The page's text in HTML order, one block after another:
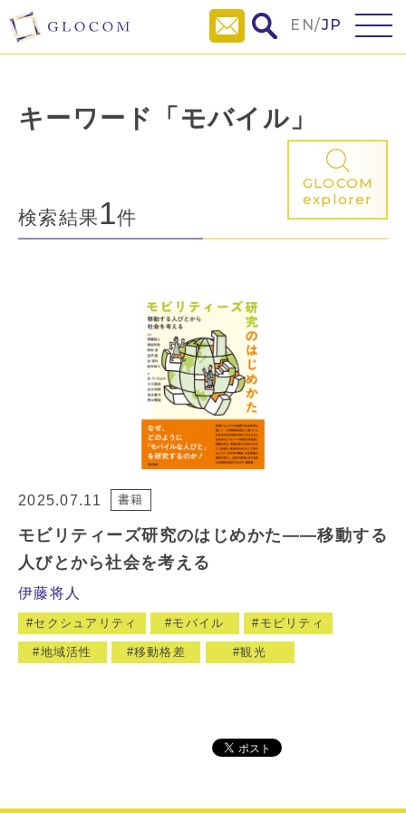
EN/JP
キーワード「モバイル」
GLOCOM
explorer
検索結果1件
2025.07.11 書籍
モビリティーズ研究のはじめかた――移動する
人びとから社会を考える
伊藤将人
セクシュアリティ モバイル モビリティ
地域活性 移動格差 観光